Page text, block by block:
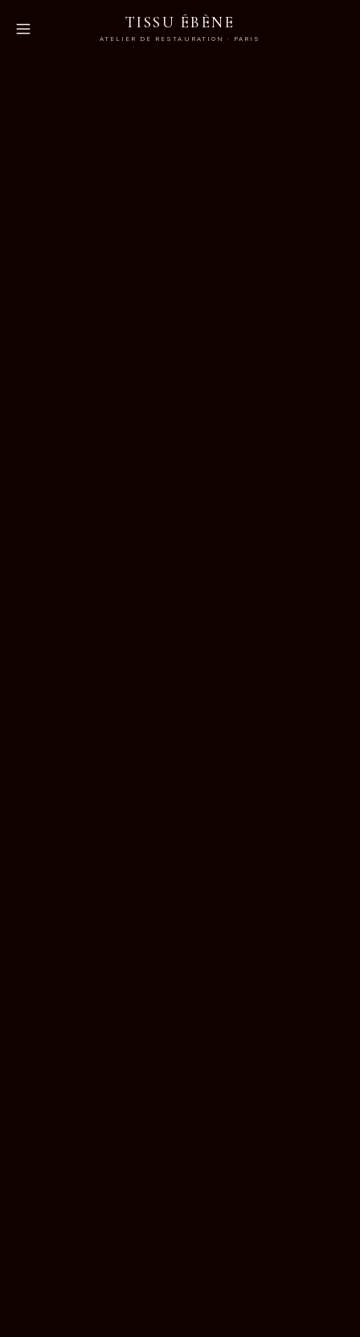
TISSU ÉBÈNE
ATELIER DE RESTAURATION · PARIS